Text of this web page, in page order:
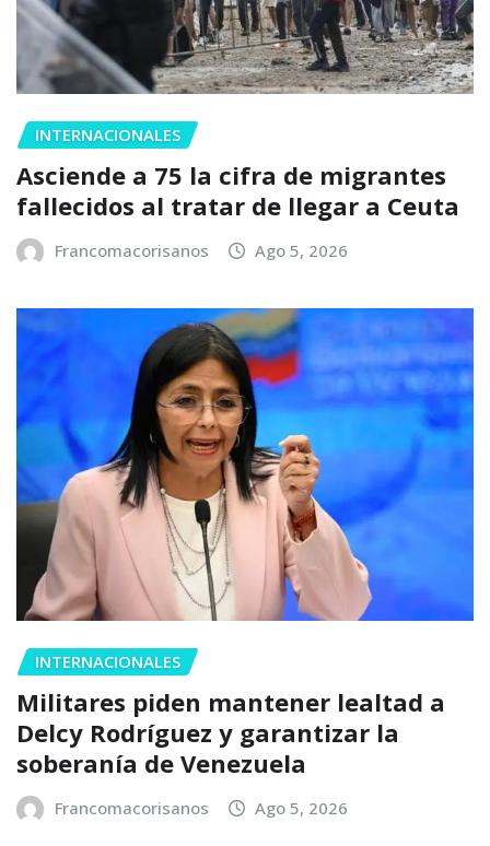
INTERNACIONALES
Asciende a 75 la cifra de migrantes
fallecidos al tratar de llegar a Ceuta
Francomacorisanos Ago 5, 2026
INTERNACIONALES
Militares piden mantener lealtad a
Delcy Rodríguez y garantizar la
soberanía de Venezuela
Francomacorisanos Ago 5, 2026